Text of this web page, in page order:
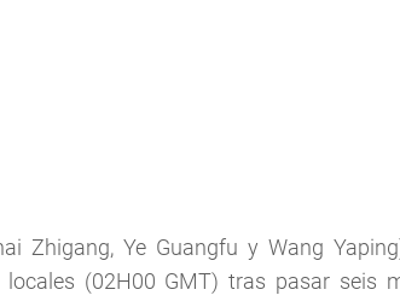
Zhigang, Ye Guangfu y Wang
(02H00 GMT) tras pasar seis